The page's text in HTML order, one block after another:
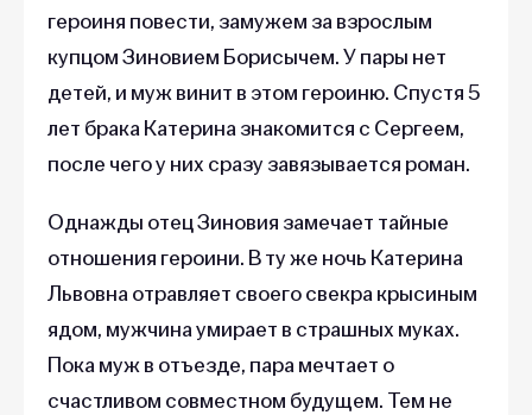
героиня повести, замужем за взрослым
купцом Зиновием Борисычем. У пары нет
детей, и муж винит в этом героиню. Спустя 5
лет брака Катерина знакомится с Сергеем,
после чего у них сразу завязывается роман.
Однажды отец Зиновия замечает тайные
отношения героини. В ту же ночь Катерина
Львовна отравляет своего свекра крысиным
ядом, мужчина умирает в страшных муках.
Пока муж в отъезде, пара мечтает о
счастливом совместном будущем. Тем не